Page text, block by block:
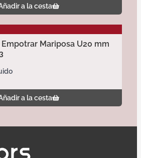
a la cesta
Mariposa U20 mm
a la cesta